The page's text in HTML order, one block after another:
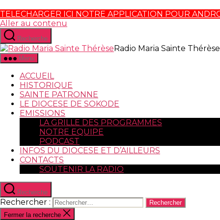
TELECHARGER ICI NOTRE APPLICATION POUR
Aller au contenu
Recherche
Radio Maria Sainte Thérèse
Menu
ACCUEIL
HISTORIQUE
SAINTE PATRONNE
LE DIOCESE DE SOKODE
EMISSIONS
LA GRILLE DES PROGRAMMES
NOTRE EQUIPE
PODCAST
INFOS DU DIOCESE ET D’AILLEURS
CONTACTS
SOUTENIR LA RADIO
Recherche
Rechercher :
Fermer la recherche